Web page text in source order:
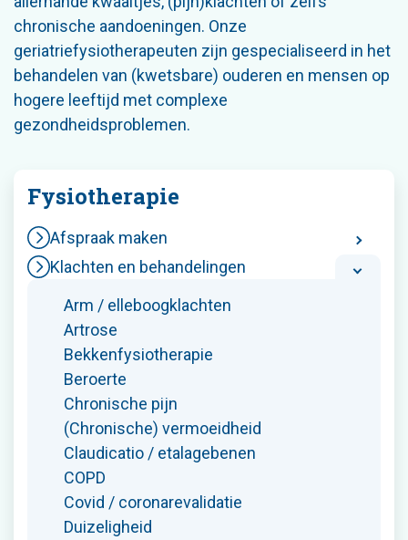
chronische aandoeningen. Onze
geriatriefysiotherapeuten zijn gespecialiseerd in het
behandelen van (kwetsbare) ouderen en mensen op
hogere leeftijd met complexe
gezondheidsproblemen.
Fysiotherapie
Afspraak maken
Klachten en behandelingen
Arm / elleboogklachten
Artrose
Bekkenfysiotherapie
Beroerte
Chronische pijn
(Chronische) vermoeidheid
Claudicatio / etalagebenen
COPD
Covid / coronarevalidatie
Duizeligheid